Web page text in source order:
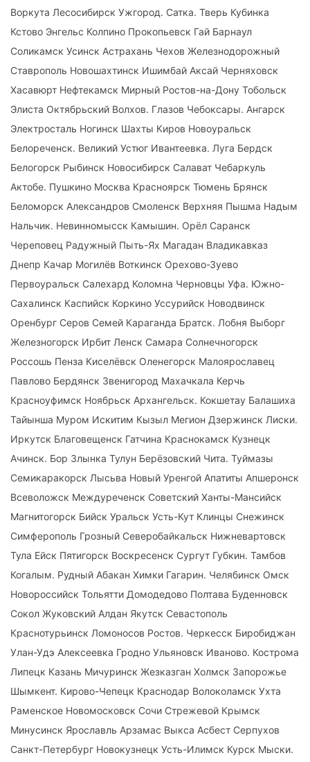
Воркута Лесосибирск Ужгород. Сатка. Тверь Кубинка
Кстово Энгельс Колпино Прокопьевск Гай Барнаул
Соликамск Усинск Астрахань Чехов Железнодорожный
Ставрополь Новошахтинск Ишимбай Аксай Черняховск
Хасавюрт Нефтекамск Мирный Ростов-на-Дону Тобольск
Элиста Октябрьский Волхов. Глазов Чебоксары. Ангарск
Электросталь Ногинск Шахты Киров Новоуральск
Белореченск. Великий Устюг Ивантеевка. Луга Бердск
Белогорск Рыбинск Новосибирск Салават Чебаркуль
Актобе. Пушкино Москва Красноярск Тюмень Брянск
Беломорск Александров Смоленск Верхняя Пышма Надым
Нальчик. Невинномысск Камышин. Орёл Саранск
Череповец Радужный Пыть-Ях Магадан Владикавказ
Днепр Качар Могилёв Воткинск Орехово-Зуево
Первоуральск Салехард Коломна Черновцы Уфа. Южно-
Сахалинск Каспийск Коркино Уссурийск Новодвинск
Оренбург Серов Семей Караганда Братск. Лобня Выборг
Железногорск Ирбит Ленск Самара Солнечногорск
Россошь Пенза Киселёвск Оленегорск Малоярославец
Павлово Бердянск Звенигород Махачкала Керчь
Красноуфимск Ноябрьск Архангельск. Кокшетау Балашиха
Тайынша Муром Искитим Кызыл Мегион Дзержинск Лиски.
Иркутск Благовещенск Гатчина Краснокамск Кузнецк
Ачинск. Бор Злынка Тулун Берёзовский Чита. Туймазы
Семикаракорск Лысьва Новый Уренгой Апатиты Апшеронск
Всеволожск Междуреченск Советский Ханты-Мансийск
Магнитогорск Бийск Уральск Усть-Кут Клинцы Снежинск
Симферополь Грозный Северобайкальск Нижневартовск
Тула Ейск Пятигорск Воскресенск Сургут Губкин. Тамбов
Когалым. Рудный Абакан Химки Гагарин. Челябинск Омск
Новороссийск Тольятти Домодедово Полтава Буденновск
Сокол Жуковский Алдан Якутск Севастополь
Краснотурьинск Ломоносов Ростов. Черкесск Биробиджан
Улан-Удэ Алексеевка Гродно Ульяновск Иваново. Кострома
Липецк Казань Мичуринск Жезказган Холмск Запорожье
Шымкент. Кирово-Чепецк Краснодар Волоколамск Ухта
Раменское Новомосковск Сочи Стрежевой Крымск
Минусинск Ярославль Арзамас Выкса Асбест Серпухов
Санкт-Петербург Новокузнецк Усть-Илимск Курск Мыски.